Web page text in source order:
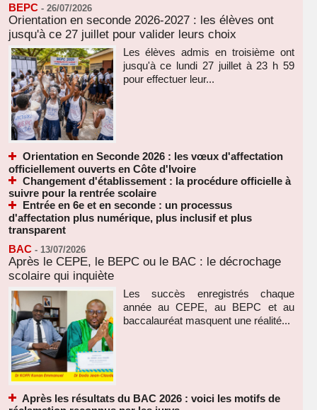
BEPC - 26/07/2026
Orientation en seconde 2026-2027 : les élèves ont
jusqu'à ce 27 juillet pour valider leurs choix
Les élèves admis en troisième ont
jusqu'à ce lundi 27 juillet à 23 h 59
pour effectuer leur...
Orientation en Seconde 2026 : les vœux d'affectation
officiellement ouverts en Côte d'Ivoire
Changement d'établissement : la procédure officielle à
suivre pour la rentrée scolaire
Entrée en 6e et en seconde : un processus
d'affectation plus numérique, plus inclusif et plus
transparent
BAC - 13/07/2026
Après le CEPE, le BEPC ou le BAC : le décrochage
scolaire qui inquiète
Les succès enregistrés chaque
année au CEPE, au BEPC et au
baccalauréat masquent une réalité...
Après les résultats du BAC 2026 : voici les motifs de